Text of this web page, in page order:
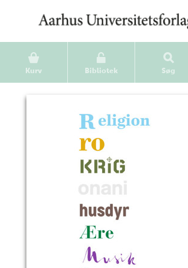
Kurv Bibliotek Søg